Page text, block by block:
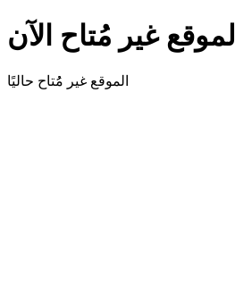
الموقع غير مُتاح الآن
الموقع غير مُُتاح حاليًا